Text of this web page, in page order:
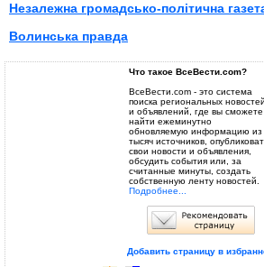
Незалежна громадсько-політична
Волинська правда
Что такое ВсеВести.com?
ВсеВести.com - это система
поиска региональных новостей
и объявлений, где вы сможете
найти ежеминутно
обновляемую информацию из
тысяч источников,
свои новости и объявления,
обсудить события или, за
считанные минуты, создать
собственную ленту новостей.
Подробнее...
Добавить страницу в